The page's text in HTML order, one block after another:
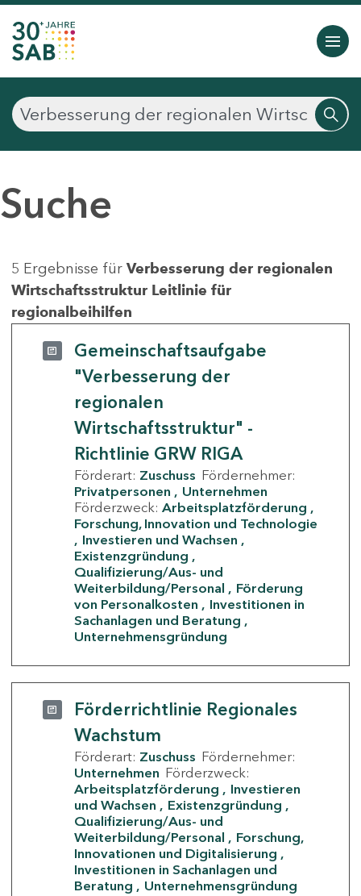
Suche
5 Ergebnisse für Verbesserung der regionalen
Wirtschaftsstruktur Leitlinie für
regionalbeihilfen
Gemeinschaftsaufgabe
"Verbesserung der
regionalen
Wirtschaftsstruktur" -
Richtlinie GRW RIGA
Förderart: Zuschuss Fördernehmer:
Privatpersonen
Unternehmen
Förderzweck: Arbeitsplatzförderung
Forschung, Innovation und Technologie
Investieren und Wachsen
Existenzgründung
Qualifizierung/Aus- und
Weiterbildung/Personal
Förderung
von Personalkosten
Investitionen in
Sachanlagen und Beratung
Unternehmensgründung
Förderrichtlinie Regionales
Wachstum
Förderart: Zuschuss Fördernehmer:
Unternehmen Förderzweck:
Arbeitsplatzförderung
Investieren
und Wachsen
Existenzgründung
Qualifizierung/Aus- und
Weiterbildung/Personal
Forschung,
Innovationen und Digitalisierung
Investitionen in Sachanlagen und
Beratung
Unternehmensgründung